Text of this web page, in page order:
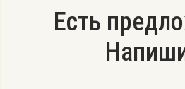
Есть